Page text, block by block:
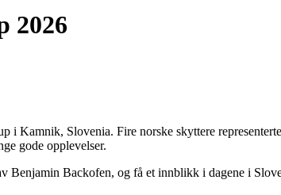
2026
i Kamnik, Slovenia. Fire norske skyttere
gode opplevelser.
Benjamin Backofen, og få et innblikk i dagene i